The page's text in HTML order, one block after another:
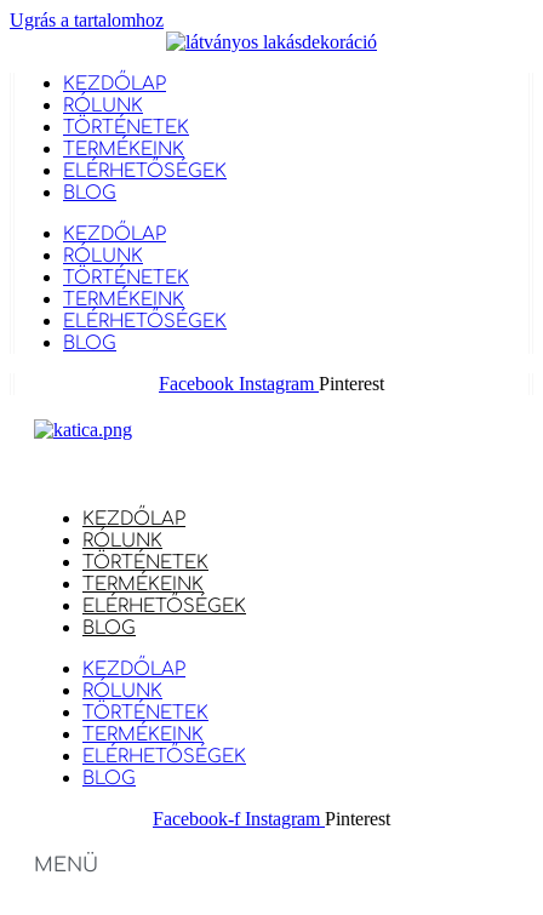
Ugrás a tartalomhoz
KEZDŐLAP
RÓLUNK
TÖRTÉNETEK
TERMÉKEINK
ELÉRHETŐSÉGEK
BLOG
KEZDŐLAP
RÓLUNK
TÖRTÉNETEK
TERMÉKEINK
ELÉRHETŐSÉGEK
BLOG
Facebook Instagram Pinterest
KEZDŐLAP
RÓLUNK
TÖRTÉNETEK
TERMÉKEINK
ELÉRHETŐSÉGEK
BLOG
KEZDŐLAP
RÓLUNK
TÖRTÉNETEK
TERMÉKEINK
ELÉRHETŐSÉGEK
BLOG
Facebook-f Instagram Pinterest
MENÜ